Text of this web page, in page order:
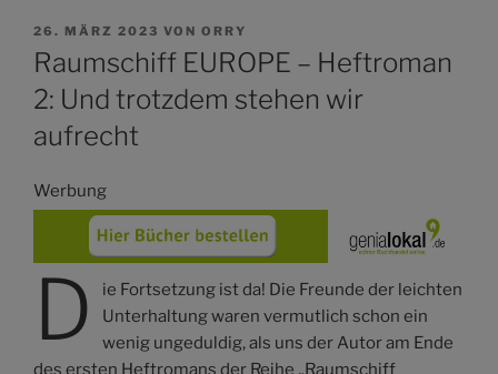
VERÖFFENTLICHT
AM
26. MÄRZ 2023 VON ORRY
Raumschiff EUROPE – Heftroman
2: Und trotzdem stehen wir
aufrecht
Werbung
D
ie Fortsetzung ist da! Die Freunde der leichten
Unterhaltung waren vermutlich schon ein
wenig ungeduldig, als uns der Autor am Ende
des ersten Heftromans der Reihe „Raumschiff